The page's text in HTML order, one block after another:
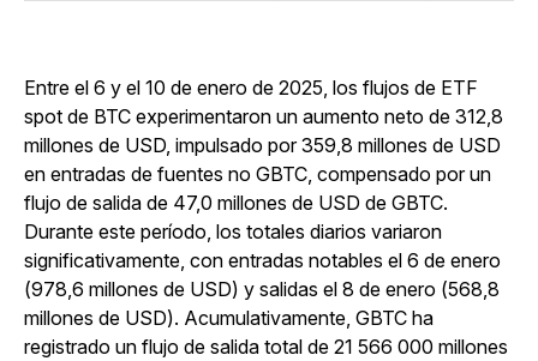
Entre el 6 y el 10 de enero de 2025, los flujos de ETF
spot de BTC experimentaron un aumento neto de 312,8
millones de USD, impulsado por 359,8 millones de USD
en entradas de fuentes no GBTC, compensado por un
flujo de salida de 47,0 millones de USD de GBTC.
Durante este período, los totales diarios variaron
significativamente, con entradas notables el 6 de enero
(978,6 millones de USD) y salidas el 8 de enero (568,8
millones de USD). Acumulativamente, GBTC ha
registrado un flujo de salida total de 21 566 000 millones